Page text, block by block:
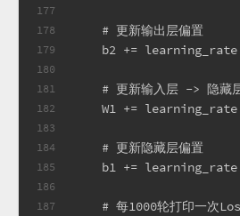
177
178
179
180
181
182
183
184
185
186
187
    # 更新输出层偏置
b2 +=
# 更新输入层 -> 隐藏
W1 +=
    # 更新隐藏层偏置
b1 +=
# 每1000轮打印一次